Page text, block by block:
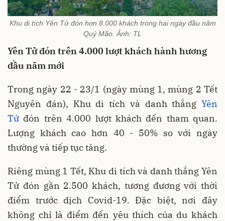
Khu di tích Yên Tử đón hơn 8.000 khách trong hai ngày đầu năm
Quý Mão. Ảnh: TL
Yên Tử đón trên 4.000 lượt khách hành hương
đầu năm mới
Trong ngày 22 - 23/1 (ngày mùng 1, mùng 2 Tết
Nguyên đán), Khu di tích và danh thắng Yên
Tử đón trên 4.000 lượt khách đến tham quan.
Lượng khách cao hơn 40 - 50% so với ngày
thường và tiếp tục tăng.
Riêng mùng 1 Tết, Khu di tích và danh thắng Yên
Tử đón gần 2.500 khách, tương đương với thời
điểm trước dịch Covid-19. Đặc biệt, nơi đây
không chỉ là điểm đến yêu thích của du khách